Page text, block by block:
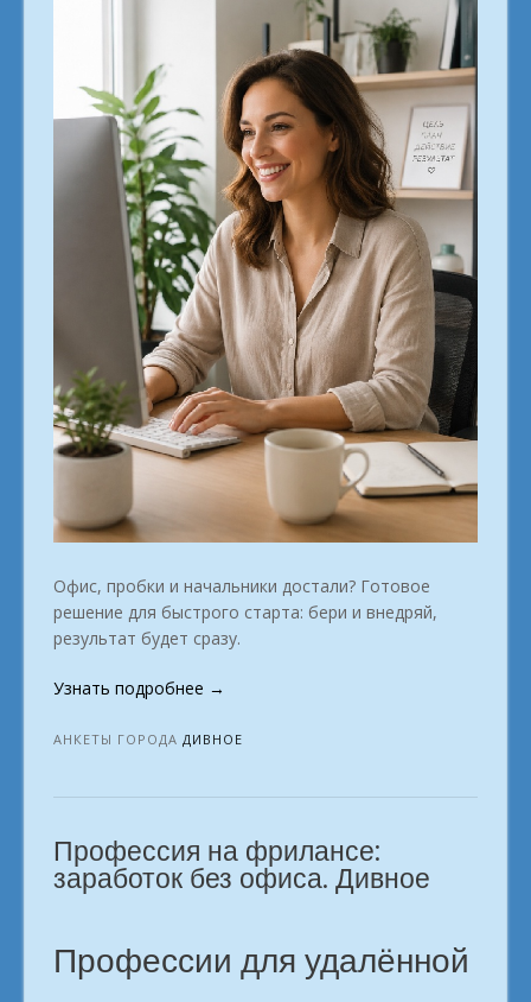
Офис, пробки и начальники достали? Готовое
решение для быстрого старта: бери и внедряй,
результат будет сразу.
Узнать подробнее «Онлайн-
профессий:
горизонты
тебя.
Дивное»
→
АНКЕТЫ ГОРОДА ДИВНОЕ
Профессия на фрилансе:
заработок без офиса. Дивное
Профессии для удалённой